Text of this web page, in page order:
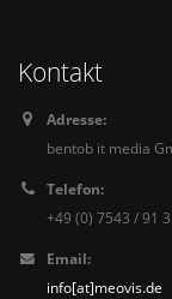
Kontakt
Adresse:
bentob it media
Telefon:
+49 (0) 7543 / 91
Email:
info[at]meovis.de